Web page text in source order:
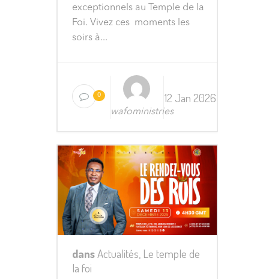
exceptionnels au Temple de la
Foi. Vivez ces moments les
soirs à...
0
wafoministries
12 Jan 2026
dansActualités Le temple de
la foi